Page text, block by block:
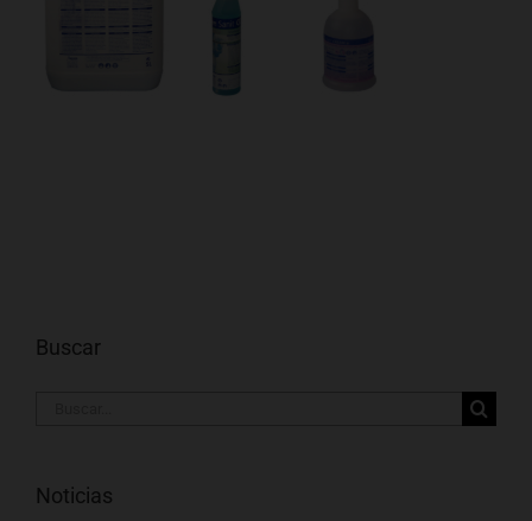
Buscar
Noticias